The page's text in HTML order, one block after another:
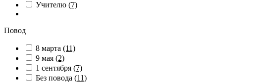
Учителю (7)
Повод
8 марта (11)
9 мая (2)
1 сентября (7)
Без повода (11)